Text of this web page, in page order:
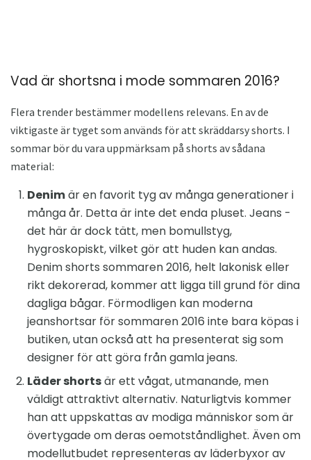
Vad är shortsna i mode sommaren 2016?
Flera trender bestämmer modellens relevans. En av de
viktigaste är tyget som används för att skräddarsy shorts. I
sommar bör du vara uppmärksam på shorts av sådana
material:
Denimär en favorit tyg av många generationer i
många år. Detta är inte det enda pluset. Jeans -
det här är dock tätt, men bomullstyg,
hygroskopiskt, vilket gör att huden kan andas.
Denim shorts sommaren 2016, helt lakonisk eller
rikt dekorerad, kommer att ligga till grund för dina
dagliga bågar. Förmodligen kan moderna
jeanshortsar för sommaren 2016 inte bara köpas i
butiken, utan också att ha presenterat sig som
designer för att göra från gamla jeans.
Läder shortsär ett vågat, utmanande, men
väldigt attraktivt alternativ. Naturligtvis kommer
han att uppskattas av modiga människor som är
övertygade om deras oemotståndlighet. Även om
modellutbudet representeras av läderbyxor av